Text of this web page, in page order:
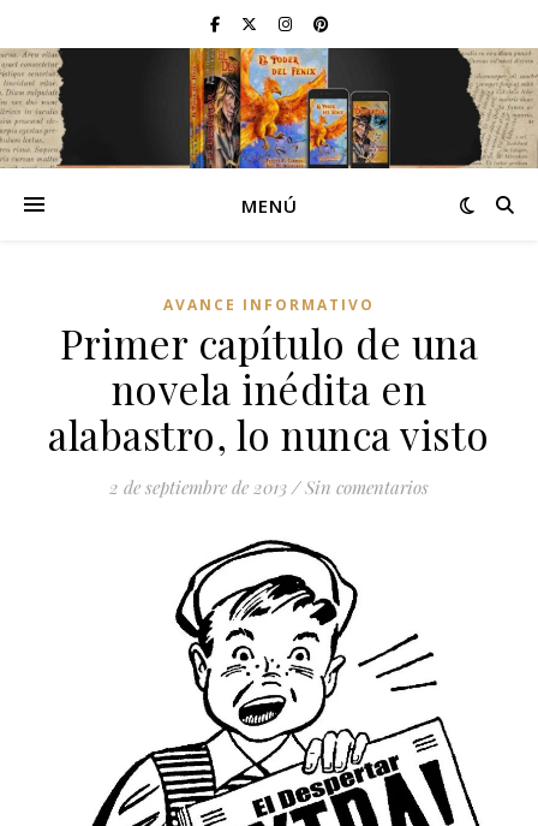
MENÚ
AVANCE INFORMATIVO
Primer capítulo de una
novela inédita en
alabastro, lo nunca visto
2 de septiembre de 2013 / Sin comentarios